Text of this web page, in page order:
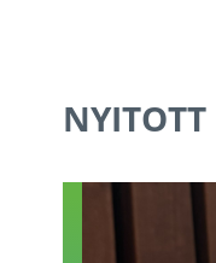
NYITOTT